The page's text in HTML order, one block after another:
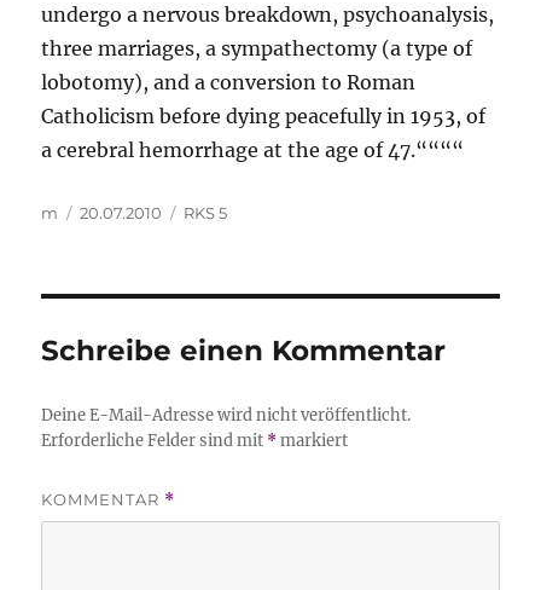
undergo a nervous breakdown, psychoanalysis,
three marriages, a sympathectomy (a type of
lobotomy), and a conversion to Roman
Catholicism before dying peacefully in 1953, of
a cerebral hemorrhage at the age of 47.““““
Autor
m
Veröffentlicht
20.07.2010 Kategorien
RKS 5
Schreibe einen Kommentar
Deine E-Mail-Adresse wird nicht veröffentlicht.
Erforderliche Felder sind mit *markiert
KOMMENTAR *